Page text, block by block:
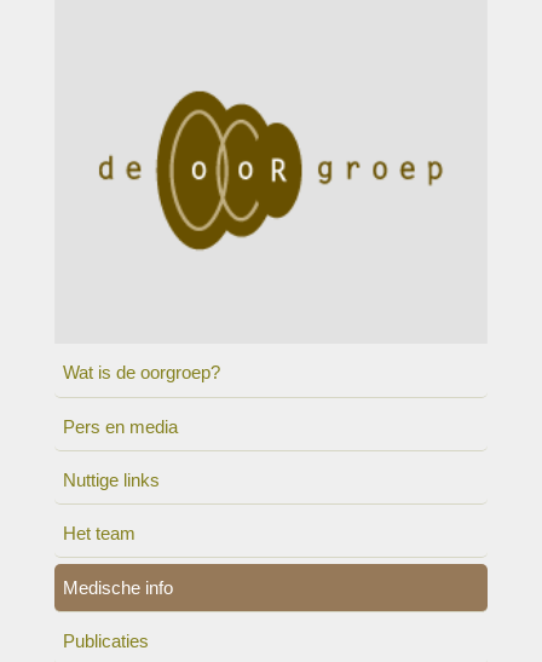
Wat is de oorgroep?
Pers en media
Nuttige links
Het team
Medische info
Publicaties